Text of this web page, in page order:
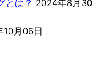
とは？ 2024年8月30
10月06日